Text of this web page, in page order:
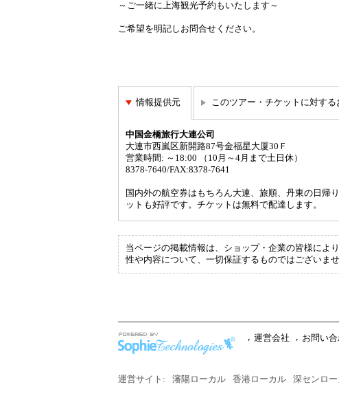
～ご一緒に上海観光予約もいたします～
ご希望を明記しお問合せください。
情報提供元 このツアー・チケットに対す
中国金橋旅行大連公司
大連市西嵐区新開路87号金福星大厦30Ｆ
営業時間: ～18:00 （10月～4月まで土日休）
8378-7640/FAX:8378-7641
国内外の航空券はもちろん大連、旅順、丹東の日帰
ットも好評です。チケットは無料で配達します。
当ページの掲載情報は、ショップ・企業の皆様によ
性や内容について、一切保証するものではございませ
運営会社 お問い
運営サイト:
瀋陽ローカル 香港ローカル 深センロ